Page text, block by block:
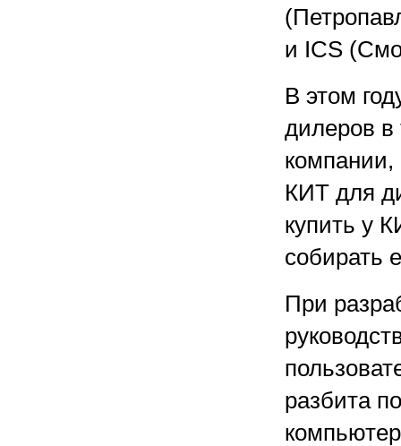
и ICS
В этом
дилеров в
КИТ для
купить у
собирать
При
разбита